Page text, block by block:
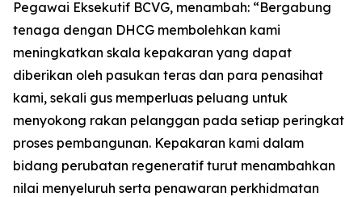
Pegawai Eksekutif BCVG, menambah: “Bergabung
tenaga dengan DHCG membolehkan kami
meningkatkan skala kepakaran yang dapat
diberikan oleh pasukan teras dan para penasihat
kami, sekali gus memperluas peluang untuk
menyokong rakan pelanggan pada setiap peringkat
proses pembangunan. Kepakaran kami dalam
bidang perubatan regeneratif turut menambahkan
nilai menyeluruh serta penawaran perkhidmatan